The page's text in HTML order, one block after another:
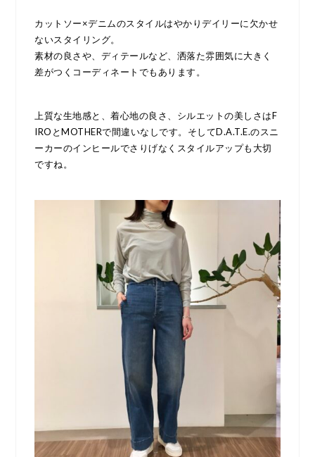
カットソー×デニムのスタイルはやかりデイリーに欠かせ
ないスタイリング。
素材の良さや、ディテールなど、洒落た雰囲気に大きく
差がつくコーディネートでもあります。
上質な生地感と、着心地の良さ、シルエットの美しさはF
IROとMOTHERで間違いなしです。そしてD.A.T.E.のスニ
ーカーのインヒールでさりげなくスタイルアップも大切
ですね。